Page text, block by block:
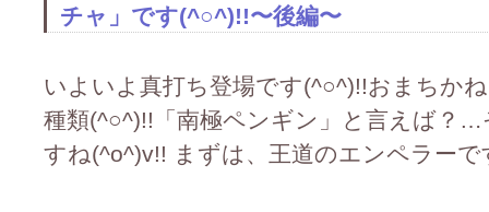
チャ」です(^○^)!!〜後編〜
いよいよ真打ち登場です(^○^)!!おまちか
種類(^○^)!!「南極ペンギン」と言えば？
すね(^o^)v!! まずは、王道のエンペラー